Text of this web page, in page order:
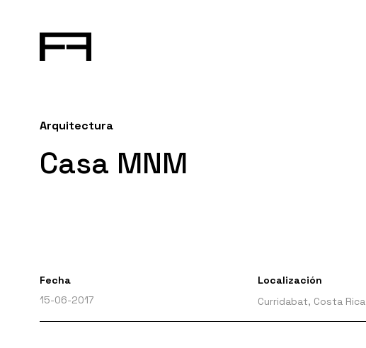
Arquitectura
Casa MNM
Fecha
15-06-2017
Localización
Curridabat, Costa Rica